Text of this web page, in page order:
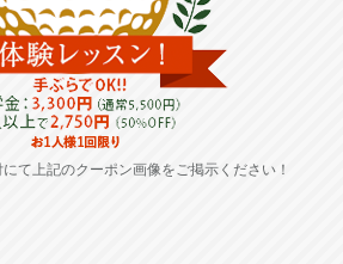
て上記のクーポン画像をご掲示ください！